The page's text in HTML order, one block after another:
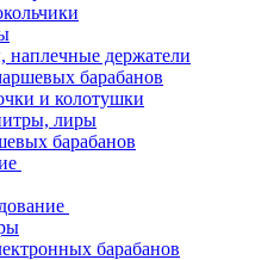
наплечные держатели
барабанов
и колотушки
лиры
барабанов
барабанов